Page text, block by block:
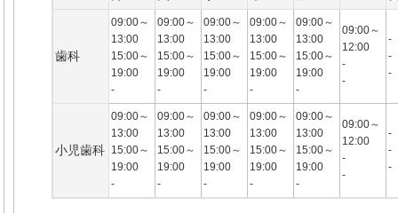
歯科
09:00～
13:00
15:00～
19:00
-
09:00～
13:00
15:00～
19:00
-
09:00～
13:00
15:00～
19:00
-
09:00～
13:00
15:00～
19:00
-
09:00～
13:00
15:00～
19:00
-
09:00～
12:00
-
-
-
-
-
小児歯科
09:00～
13:00
15:00～
19:00
-
09:00～
13:00
15:00～
19:00
-
09:00～
13:00
15:00～
19:00
-
09:00～
13:00
15:00～
19:00
-
09:00～
13:00
15:00～
19:00
-
09:00～
12:00
-
-
-
-
-